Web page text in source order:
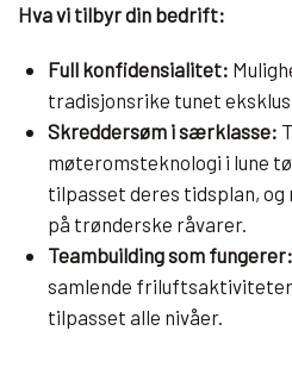
Hva vi tilbyr din bedrift:
Full konfidensialitet:
tradisjonsrike tunet
Skreddersøm i særklasse:
møteromsteknologi i lune
tilpasset deres tidsplan,
på trønderske råvarer.
Teambuilding som fungerer:
samlende friluftsaktiviteter
tilpasset alle nivåer.